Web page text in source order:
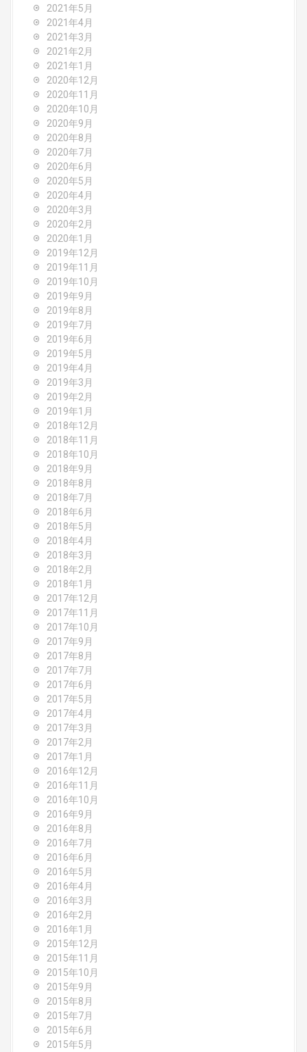
2021年5月
2021年4月
2021年3月
2021年2月
2021年1月
2020年12月
2020年11月
2020年10月
2020年9月
2020年8月
2020年7月
2020年6月
2020年5月
2020年4月
2020年3月
2020年2月
2020年1月
2019年12月
2019年11月
2019年10月
2019年9月
2019年8月
2019年7月
2019年6月
2019年5月
2019年4月
2019年3月
2019年2月
2019年1月
2018年12月
2018年11月
2018年10月
2018年9月
2018年8月
2018年7月
2018年6月
2018年5月
2018年4月
2018年3月
2018年2月
2018年1月
2017年12月
2017年11月
2017年10月
2017年9月
2017年8月
2017年7月
2017年6月
2017年5月
2017年4月
2017年3月
2017年2月
2017年1月
2016年12月
2016年11月
2016年10月
2016年9月
2016年8月
2016年7月
2016年6月
2016年5月
2016年4月
2016年3月
2016年2月
2016年1月
2015年12月
2015年11月
2015年10月
2015年9月
2015年8月
2015年7月
2015年6月
2015年5月